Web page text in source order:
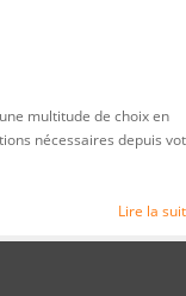
multitude de choix en
nécessaires depuis
Lire la